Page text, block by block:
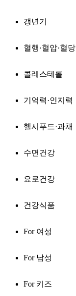
갱년기
혈행·혈압·혈당
콜레스테롤
기억력·인지력
헬시푸드·과채
수면건강
요로건강
건강식품
For 여성
For 남성
For 키즈